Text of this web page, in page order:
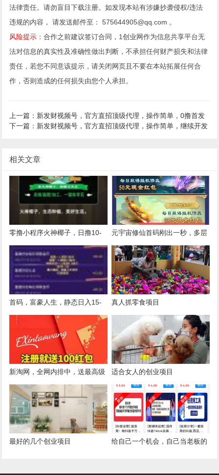
法律责任。请勿盲目下载注册。如发现本站有涉嫌抄袭侵权/违法
违规的内容， 请发送邮件至： 575644905@qq.com 。
风险提示 ：合作之前建议签订合同，1创业网作为信息共享平台无
法对信息的真实性及准确性做出判断，不承担任何财产损失和法律
责任，若您不同意该提示，请关闭网页且不要在本站拓展任何合
作，否则造成的任何损失由您个人承担。
上一篇：新发财视频号，官方直招顶级代理，操作简单，0撸首发
下一篇：新发财视频号，官方直招顶级代理，操作简单，继续开发
相关文章
零撸小程序火神椰子，日撸10-
元宇宙修仙首码刚出一秒，多层
收益，可分红
首码，富豪人生，静态日入15-
55元，2022年最牛批的分红项
真人抓零食项目
新淘网，全网内排中，送最高级
别，欢迎对接
适合女人的创业项目
最好的几个创业项目
给自己一个机会，自己当老板的